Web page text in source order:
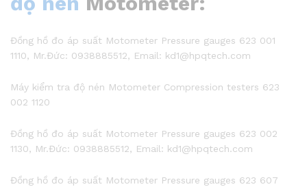
Đồng hồ đo áp suất Motometer Pressure gauges 623 001
1110, Mr.Đức: 0938885512, Email: kd1@hpqtech.com
Máy kiểm tra độ nén Motometer Compression testers 623
002 1120
Đồng hồ đo áp suất Motometer Pressure gauges 623 002
1130, Mr.Đức: 0938885512, Email: kd1@hpqtech.com
Đồng hồ đo áp suất Motometer Pressure gauges 623 607